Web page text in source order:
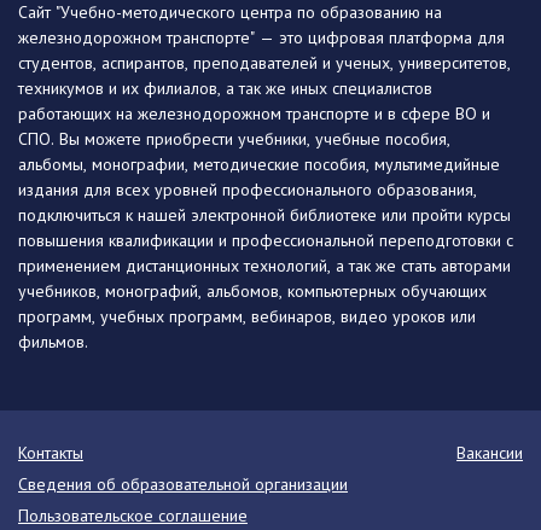
Сайт "Учебно-методического центра по образованию на
железнодорожном транспорте" — это цифровая платформа для
студентов, аспирантов, преподавателей и ученых, университетов,
техникумов и их филиалов, а так же иных специалистов
работающих на железнодорожном транспорте и в сфере ВО и
СПО. Вы можете приобрести учебники, учебные пособия,
альбомы, монографии, методические пособия, мультимедийные
издания для всех уровней профессионального образования,
подключиться к нашей электронной библиотеке или пройти курсы
повышения квалификации и профессиональной переподготовки с
применением дистанционных технологий, а так же стать авторами
учебников, монографий, альбомов, компьютерных обучающих
программ, учебных программ, вебинаров, видео уроков или
фильмов.
Контакты
Вакансии
Сведения об образовательной организации
Пользовательское соглашение